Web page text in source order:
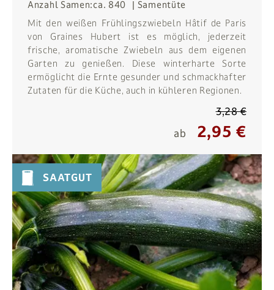
Anzahl Samen:ca. 840
Samentüte
Mit den weißen Frühlingszwiebeln Hâtif de Paris
von Graines Hubert ist es möglich, jederzeit
frische, aromatische Zwiebeln aus dem eigenen
Garten zu genießen. Diese winterharte Sorte
ermöglicht die Ernte gesunder und schmackhafter
Zutaten für die Küche, auch in kühleren Regionen.
3,28 €
ab
2,95 €
SAATGUT